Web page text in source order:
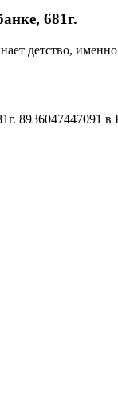
681г.
детство,
8936047447091